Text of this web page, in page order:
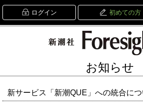
ログイン 初めての方
お知らせ
新サービス「新潮QUE」への統合につ